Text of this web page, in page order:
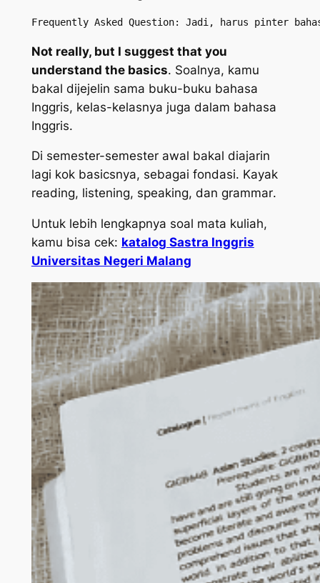
Frequently Asked Question: Jadi, harus pinter
Not really, but I suggest that you
understand the basics. Soalnya, kamu
bakal dijejelin sama buku-buku bahasa
Inggris, kelas-kelasnya juga dalam bahasa
Inggris.
Di semester-semester awal bakal diajarin
lagi kok basicsnya, sebagai fondasi. Kayak
reading, listening, speaking, dan grammar.
Untuk lebih lengkapnya soal mata kuliah,
kamu bisa cek: katalog Sastra Inggris
Universitas Negeri Malang